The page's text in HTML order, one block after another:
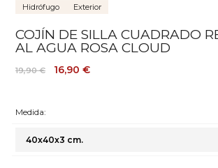
Hidrófugo Exterior
COJÍN DE SILLA CUADRADO
AL AGUA ROSA CLOUD
19,90 € 16,90 €
Medida:
40x40x3 cm.